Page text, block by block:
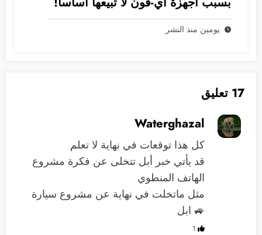
يومين منذ النشر
17 تعليق
Waterghazal
كل هذا توقعات في نهاية لا تعلم
قد يأتي خبر أبل تتخلى عن فكرة مشروع
الهاتف المنطوي
مثل ماتخلت في نهاية عن مشروع سيارة
🚙 ابل
1